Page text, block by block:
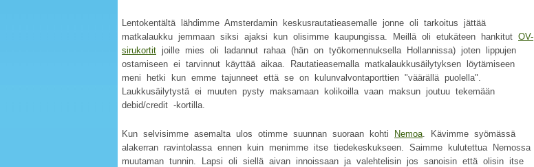
Lentokentältä lähdimme Amsterdamin keskusrautatieasemalle jonne oli tarkoitus jättää
matkalaukku jemmaan siksi ajaksi kun olisimme kaupungissa. Meillä oli etukäteen hankitut OV-
sirukortit joille mies oli ladannut rahaa (hän on työkomennuksella Hollannissa) joten lippujen
ostamiseen ei tarvinnut käyttää aikaa. Rautatieasemalla matkalaukkusäilytyksen löytämiseen
meni hetki kun emme tajunneet että se on kulunvalvontaporttien "väärällä puolella".
Laukkusäilytystä ei muuten pysty maksamaan kolikoilla vaan maksun joutuu tekemään
debid/credit -kortilla.
Kun selvisimme asemalta ulos otimme suunnan suoraan kohti Nemoa. Kävimme syömässä
alakerran ravintolassa ennen kuin menimme itse tiedekeskukseen. Saimme kulutettua Nemossa
muutaman tunnin. Lapsi oli siellä aivan innoissaan ja valehtelisin jos sanoisin että olisin itse